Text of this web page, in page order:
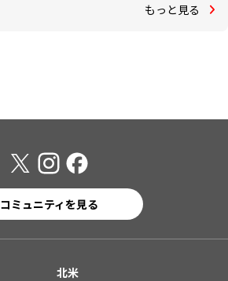
もっと見る
コミュニティを見る
北米